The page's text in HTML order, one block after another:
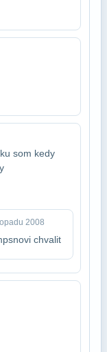
som kedy
2008
chvalit